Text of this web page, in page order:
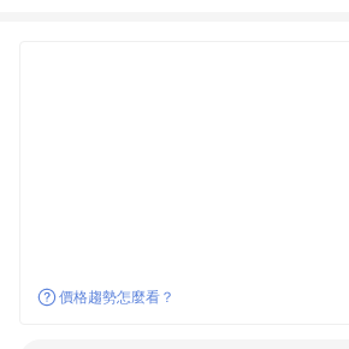
價格趨勢怎麼看？